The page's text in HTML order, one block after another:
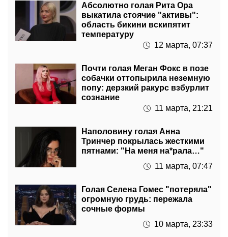
Абсолютно голая Рита Ора
выкатила стоячие "активы":
область бикини вскипятит
температуру
12 марта, 07:37
Почти голая Меган Фокс в позе
собачки оттопырила неземную
попу: дерзкий ракурс взбурлит
сознание
11 марта, 21:21
Наполовину голая Анна
Тринчер покрылась жесткими
пятнами: "На меня на*рала…"
11 марта, 07:47
Голая Селена Гомес "потеряла"
огромную грудь: пережала
сочные формы
10 марта, 23:33